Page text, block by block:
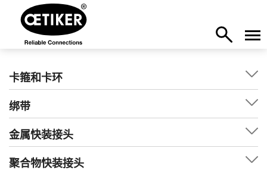
卡箍和卡环
绑带
金属快装接头
聚合物快装接头